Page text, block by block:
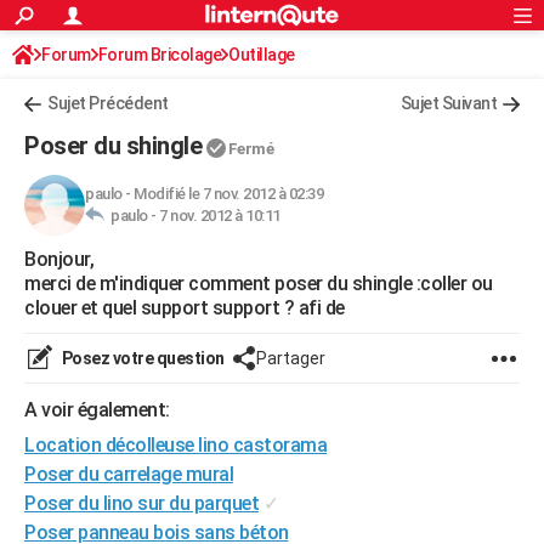
ACTUALITÉS
Politique
Société
Faits Divers
Education
Monde
Villes
+
FINANCE
Retraite
Impôts
Epargne
Immobilier
Risques naturels par ville
Banque
Assurance
Crédit
AUTO
Essais
Réserver un essai
Citadines
Berlines
SUV
Forum auto
+HIGH-TECH
Mobiles
Meilleur smartphone
Internet
Ordinateurs
Jeux vidéo
Guide high-tech
+
Forum
Aménagement intérieur
Extérieur
Cuisine
Salle de bains
Jardinage
Rangement
WEEK-END
Guides de France
Escapades
Patrimoine
Expositions
Musées
Week-end nature
+LIFESTYLE
Art de vivre
Bien-être
Loisirs
Mode
Modes de vie
SANTE
Alimentation
Guide de la santé
Maladies
Médicaments
Sommeil
VOYAGE
S'inscrire
Connexion
Forum Forum Bricolage Outillage
Sujet Précédent Sujet Suivant
Poser du shingle Fermé
paulo- Modifié le 7 nov. 2012 à 02:39
paulo - 7 nov. 2012 à 10:11
Bonjour,
merci de m'indiquer comment poser du shingle :coller ou
clouer et quel support support ? afi de
Posez votre question Partager
A voir également:
Location décolleuse lino castorama
Poser du carrelage mural
Poser du lino sur du parquet ✓
Poser panneau bois sans béton